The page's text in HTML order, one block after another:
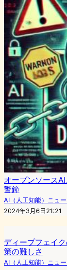
オープンソース
警鐘
AI（人工知能）ニュー
2024年3月6日21:21
ディープフェイ
策の難しさ
AI（人工知能）ニュー